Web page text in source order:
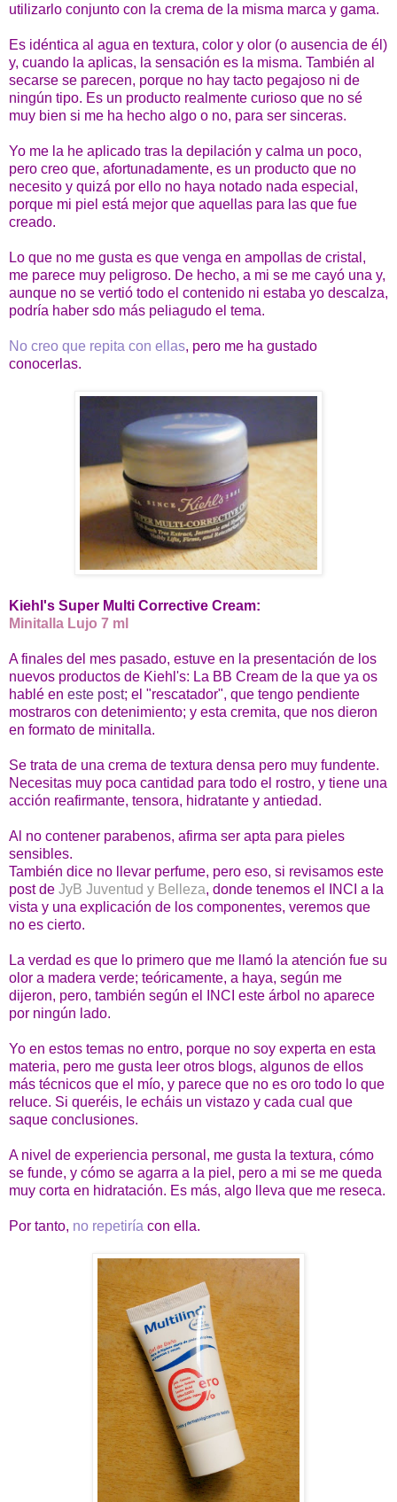
utilizarlo conjunto con la crema de la misma marca y gama.
Es idéntica al agua en textura, color y olor (o ausencia de él)
y, cuando la aplicas, la sensación es la misma. También al
secarse se parecen, porque no hay tacto pegajoso ni de
ningún tipo. Es un producto realmente curioso que no sé
muy bien si me ha hecho algo o no, para ser sinceras.
Yo me la he aplicado tras la depilación y calma un poco,
pero creo que, afortunadamente, es un producto que no
necesito y quizá por ello no haya notado nada especial,
porque mi piel está mejor que aquellas para las que fue
creado.
Lo que no me gusta es que venga en ampollas de cristal,
me parece muy peligroso. De hecho, a mi se me cayó una y,
aunque no se vertió todo el contenido ni estaba yo descalza,
podría haber sdo más peliagudo el tema.
No creo que repita con ellas, pero me ha gustado
conocerlas.
Kiehl's Super Multi Corrective Cream:
Minitalla Lujo 7 ml
A finales del mes pasado, estuve en la presentación de los
nuevos productos de Kiehl's: La BB Cream de la que ya os
hablé en este post; el "rescatador", que tengo pendiente
mostraros con detenimiento; y esta cremita, que nos dieron
en formato de minitalla.
Se trata de una crema de textura densa pero muy fundente.
Necesitas muy poca cantidad para todo el rostro, y tiene una
acción reafirmante, tensora, hidratante y antiedad.
Al no contener parabenos, afirma ser apta para pieles
sensibles.
También dice no llevar perfume, pero eso, si revisamos este
post de JyB Juventud y Belleza, donde tenemos el INCI a la
vista y una explicación de los componentes, veremos que
no es cierto.
La verdad es que lo primero que me llamó la atención fue su
olor a madera verde; teóricamente, a haya, según me
dijeron, pero, también según el INCI este árbol no aparece
por ningún lado.
Yo en estos temas no entro, porque no soy experta en esta
materia, pero me gusta leer otros blogs, algunos de ellos
más técnicos que el mío, y parece que no es oro todo lo que
reluce. Si queréis, le echáis un vistazo y cada cual que
saque conclusiones.
A nivel de experiencia personal, me gusta la textura, cómo
se funde, y cómo se agarra a la piel, pero a mi se me queda
muy corta en hidratación. Es más, algo lleva que me reseca.
Por tanto, no repetiría con ella.